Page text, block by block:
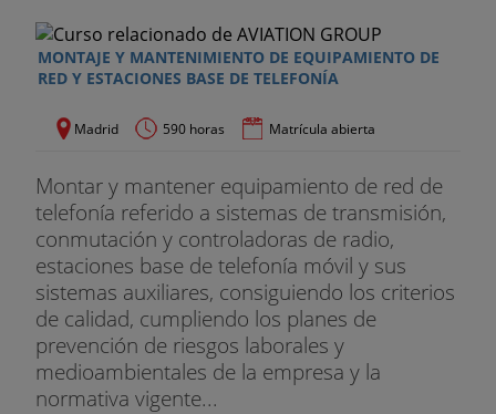
- Trabajo Final de Grado
MENCIÓN EN PERIODISMO EN LOS NUEVO
MEDIOS
- Redacción periodística en la era digital
- Periodismo de investigación y análisis de datos
- Gabinetes de comunicación en los nuevos
medios y gestión de crisis
- Comunicación en redes sociales y periodismo
ciudadano
- Política y economía en comunicación
MONTAJE Y MANTENIMIENTO DE EQUIPAMIENTO DE
RED Y ESTACIONES BASE DE TELEFONÍA
Madrid 590 horas Matrícula abierta
Montar y mantener equipamiento de red de
telefonía referido a sistemas de transmisión,
conmutación y controladoras de radio,
estaciones base de telefonía móvil y sus
sistemas auxiliares, consiguiendo los criterios
de calidad, cumpliendo los planes de
prevención de riesgos laborales y
medioambientales de la empresa y la
normativa vigente...